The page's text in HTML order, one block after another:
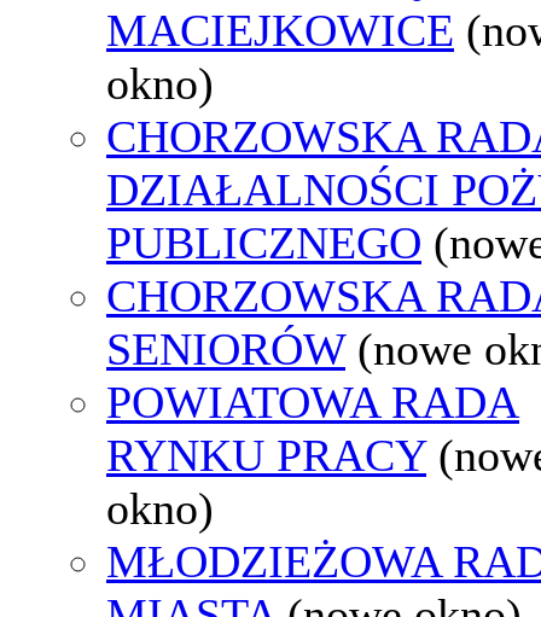
MACIEJKOWICE
okno)
CHORZOWSKA
DZIAŁALNOŚCI
PUBLICZNEGO
CHORZOWSKA
SENIORÓW (nowe
POWIATOWA RADA
RYNKU PRACY
okno)
MŁODZIEŻOWA